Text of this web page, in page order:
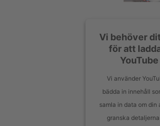
Vi behöver
för att
Vi använder
bädda in innehåll
samla in data om
granska